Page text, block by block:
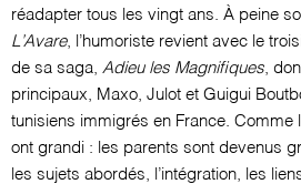
réadapter tous les vingt ans. À peine
L’Avare, l’humoriste revient avec le
de sa saga, Adieu les Magnifiques,
principaux, Maxo, Julot et Guigui
tunisiens immigrés en France. Comme
ont grandi : les parents sont devenus
les sujets abordés, l’intégration, les